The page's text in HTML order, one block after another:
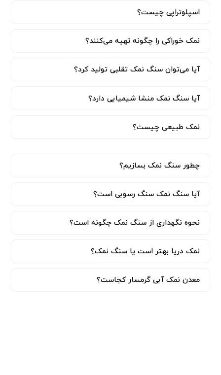
اسپلوتراپی چیست؟
نمک خوراکی را چگونه تهیه می‌کنند؟
آیا می‌توان سنگ نمک تقلبی تولید کرد؟
آیا سنگ نمک منشا شیمیایی دارد؟
نمک طبیعی چیست؟
چطور سنگ نمک بسازیم؟
آیا سنگ نمک سنگ رسوبی است؟
نحوه نگهداری از سنگ نمک چگونه است؟
نمک دریا بهتر است یا سنگ نمک؟
معدن نمک آبی گرمسار کجاست؟